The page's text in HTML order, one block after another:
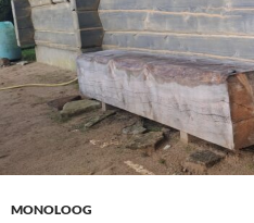
MONOLOOG